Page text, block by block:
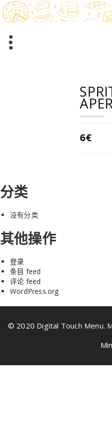
跳
至
正
6€
分类
没有分类
其他操作
登录
条目 feed
评论 feed
WordPress.org
© 2020 Digital Touch Menu.